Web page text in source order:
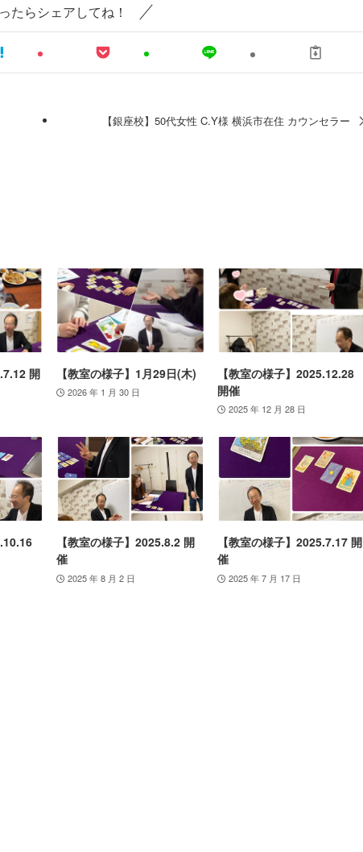
たらシェアしてね！
【銀座校】50代女性 C.Y様 横浜市在住 カウンセラー
開
【教室の様子】1月29日(木)
2026 年 1 月 30 日
【教室の様子】2025.12.28
開催
2025 年 12 月 28 日
【教室の様子】2025.8.2 開
催
2025 年 8 月 2 日
【教室の様子】2025.7.17 開
催
2025 年 7 月 17 日